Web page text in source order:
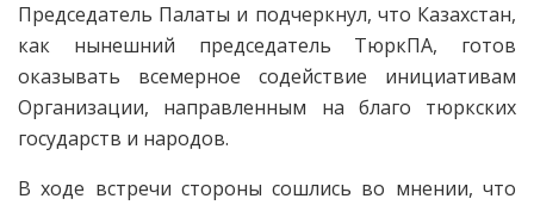
Председатель Палаты и подчеркнул, что Казахстан,
как нынешний председатель ТюркПА, готов
оказывать всемерное содействие инициативам
Организации, направленным на благо тюркских
государств и народов.
В ходе встречи стороны сошлись во мнении, что